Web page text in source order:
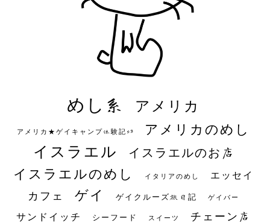
めし系 アメリカ
アメリカ★ゲイキャンプ体験記S3 アメリカのめし
イスラエル イスラエルのお店
イスラエルのめし イタリアのめし エッセイ
カフェ ゲイ ゲイクルーズ旅日記 ゲイバー
サンドイッチ シーフード スイーツ チェーン店